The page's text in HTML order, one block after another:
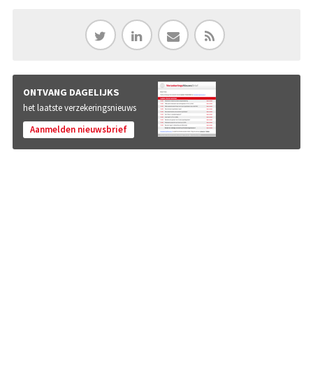
ONTVANG DAGELIJKS
het laatste verzekeringsnieuws
Aanmelden nieuwsbrief